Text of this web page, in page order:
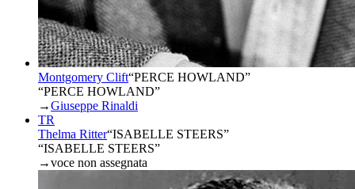
Montgomery Clift“PERCE HOWLAND”
“PERCE HOWLAND”
→Giuseppe Rinaldi
TR
Thelma Ritter“ISABELLE STEERS”
“ISABELLE STEERS”
→voce non assegnata